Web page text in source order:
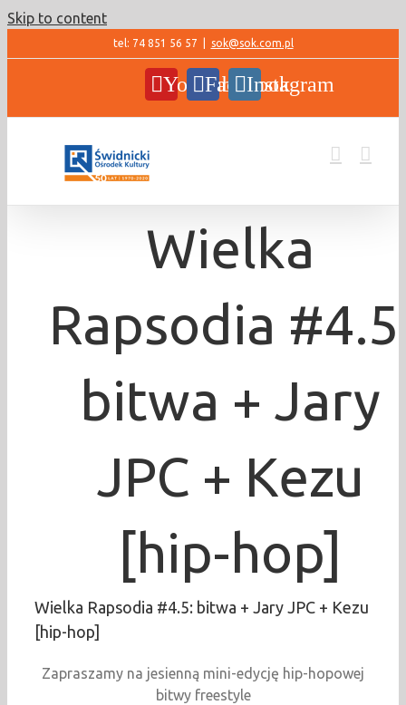
Skip to content
tel: 74 851 56 57 sok@sok.com.pl
YouTubeFacebookInstagram
Wielka
Rapsodia
bitwa + Jary
JPC + Kezu
[hip-hop]
Wielka Rapsodia #4.5: bitwa + Jary JPC + Kezu
[hip-hop]
Zapraszamy na jesienną mini-edycję hip-hopowej
bitwy freestyle